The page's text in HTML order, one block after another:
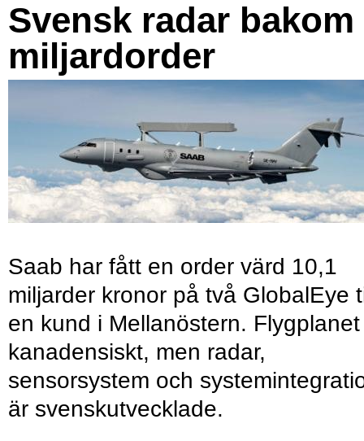
Svensk radar bakom
miljardorder
Saab har fått en order värd 10,1
miljarder kronor på två GlobalEye
en kund i Mellanöstern.
kanadensiskt, men radar,
sensorsystem och
är svenskutvecklade.